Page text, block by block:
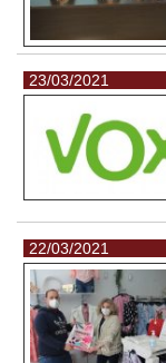
23/03/2021
22/03/2021